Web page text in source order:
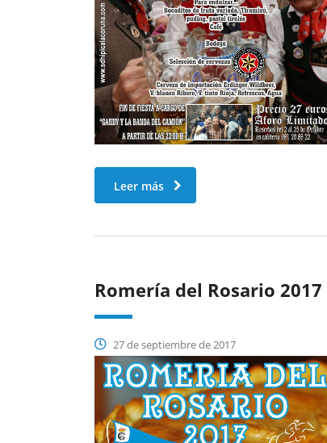
Leer más
Romería del Rosario 2017
27 de septiembre de 2017